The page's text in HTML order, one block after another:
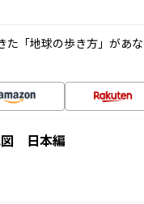
た「地球の歩き方」があ
日本編